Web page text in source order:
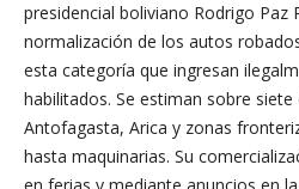
presidencial boliviano Rodrigo Paz
normalización de los autos
esta categoría que ingresan
habilitados. Se estiman sobre
Antofagasta, Arica y zonas
hasta maquinarias. Su